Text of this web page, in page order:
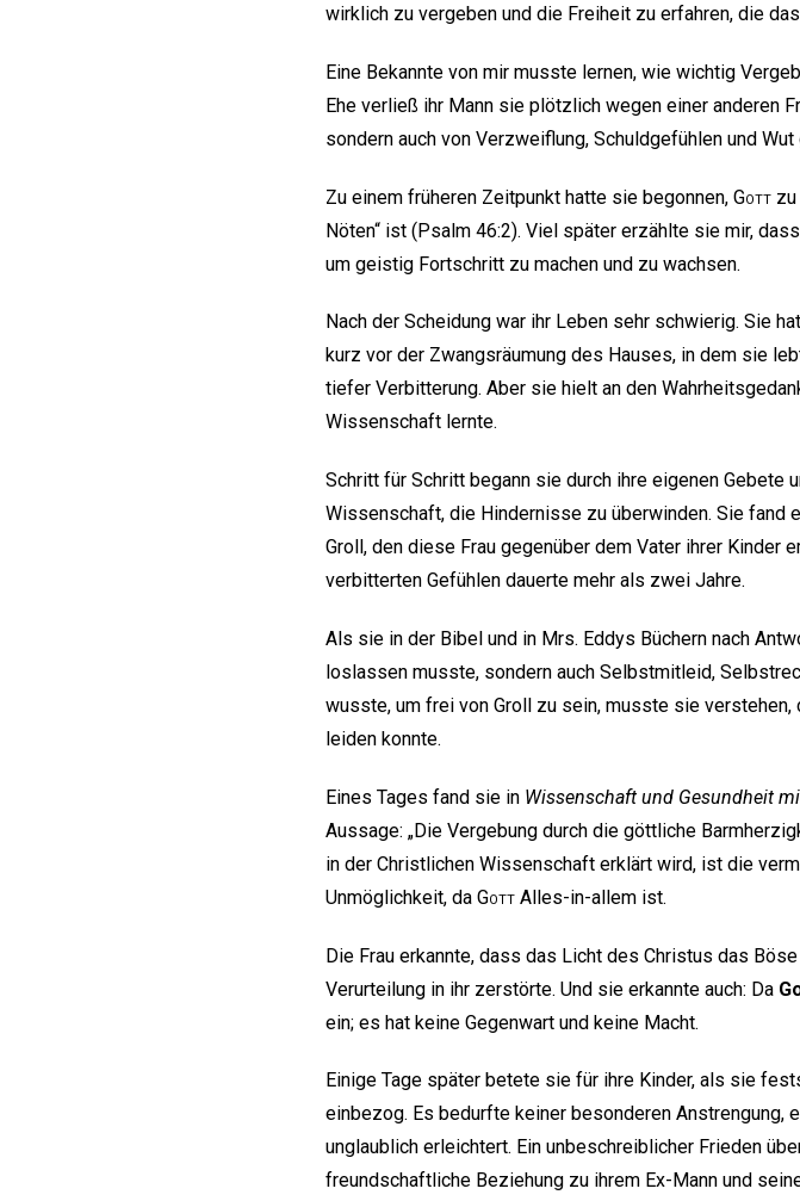
wirklich zu vergeben und die Freiheit zu erfahren, die
Eine Bekannte von mir musste lernen, wie wichtig
Ehe verließ ihr Mann sie plötzlich wegen einer anderen
sondern auch von Verzweiflung, Schuldgefühlen und
Zu einem früheren Zeitpunkt hatte sie begonnen, Gott
Nöten“ ist (Psalm 46:2). Viel später erzählte sie mir,
um geistig Fortschritt zu machen und zu wachsen.
Nach der Scheidung war ihr Leben sehr schwierig. Sie
kurz vor der Zwangsräumung des Hauses, in dem sie
tiefer Verbitterung. Aber sie hielt an den
Wissenschaft lernte.
Schritt für Schritt begann sie durch ihre eigenen
Wissenschaft, die Hindernisse zu überwinden. Sie fand
Groll, den diese Frau gegenüber dem Vater ihrer Kinder
verbitterten Gefühlen dauerte mehr als zwei Jahre.
Als sie in der Bibel und in Mrs. Eddys Büchern nach
loslassen musste, sondern auch Selbstmitleid,
wusste, um frei von Groll zu sein, musste sie
leiden konnte.
Eines Tages fand sie in Wissenschaft und Gesundheit
Aussage: „Die Vergebung durch die göttliche
in der Christlichen Wissenschaft erklärt wird, ist die
Unmöglichkeit, da Gott Alles-in-allem ist.
Die Frau erkannte, dass das Licht des Christus das
Verurteilung in ihr zerstörte. Und sie erkannte auch: Da
ein; es hat keine Gegenwart und keine Macht.
Einige Tage später betete sie für ihre Kinder, als sie
einbezog. Es bedurfte keiner besonderen Anstrengung,
unglaublich erleichtert. Ein unbeschreiblicher Frieden
freundschaftliche Beziehung zu ihrem Ex-Mann und